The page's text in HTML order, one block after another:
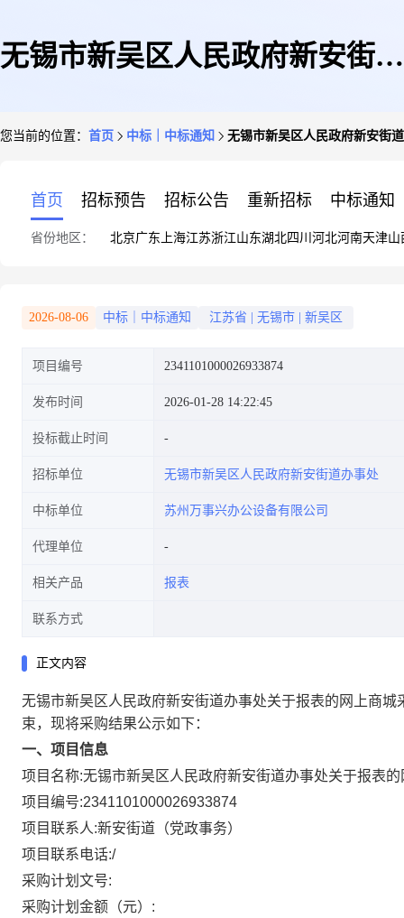
无锡市新吴区人民政府新安街道
您当前的位置： 首页 中标｜中标通知 无锡市新吴区人民政府新安街
首页 招标预告 招标公告 重新招标 中标通知
省份地区： 北京广东 上海江苏浙江山东湖北四川 河北河南天津山
2026-08-06 中标｜中标通知 江苏省 无锡市 新吴区
项目编号 2341101000026933874
发布时间 2026-01-28 14:22:45
投标截止时间
招标单位 无锡市新吴区人民政府新安街道办事处
中标单位 苏州万事兴办公设备有限公司
代理单位
相关产品 报表
联系方式
正文内容
无锡市新吴区人民政府新安街道办事处关于报表的网上商城
束，现将采购结果公示如下：
一、项目信息
项目名称:无锡市新吴区人民政府新安街道办事处关于报表
项目编号:2341101000026933874
项目联系人:新安街道（党政事务）
项目联系电话:/
采购计划文号:
采购计划金额（元）: